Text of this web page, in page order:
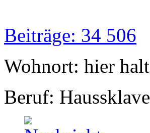
Beiträge: 34 506
Wohnort: hier halt
Beruf: Haussklave